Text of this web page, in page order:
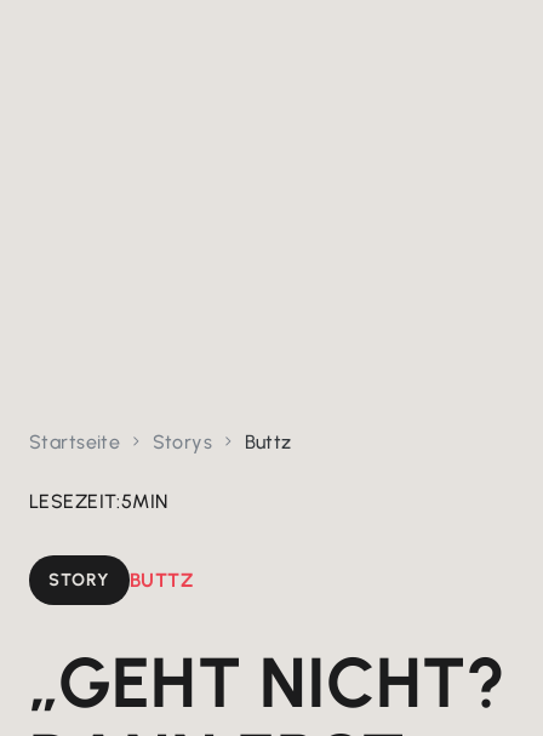
Startseite  Storys  Buttz
LESEZEIT:5MIN
STORY BUTTZ
„GEHT NICHT?